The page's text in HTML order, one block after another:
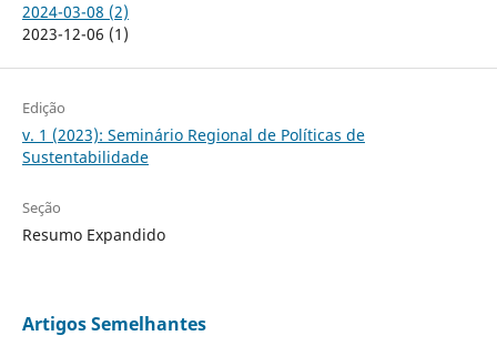
2024-03-08 (2)
2023-12-06 (1)
Edição
v. 1 (2023): Seminário Regional de Políticas de
Sustentabilidade
Seção
Resumo Expandido
Artigos Semelhantes